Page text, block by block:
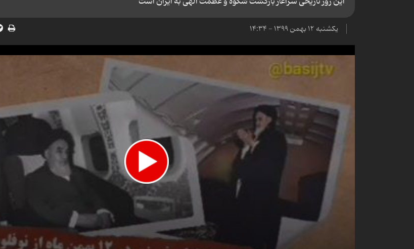
یکشنبه ۱۲ بهمن ۱۳۹۹ - ۱۴:۳۴